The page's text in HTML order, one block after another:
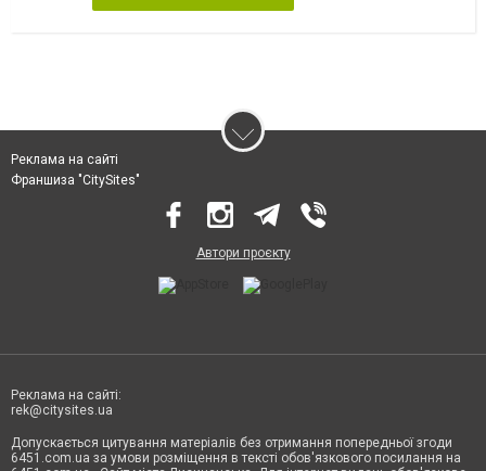
Реклама на сайті
Франшиза "CitySites"
Автори проєкту
Реклама на сайті:
rek@citysites.ua
Допускається цитування матеріалів без отримання попередньої згоди
6451.com.ua за умови розміщення в тексті обов'язкового посилання на